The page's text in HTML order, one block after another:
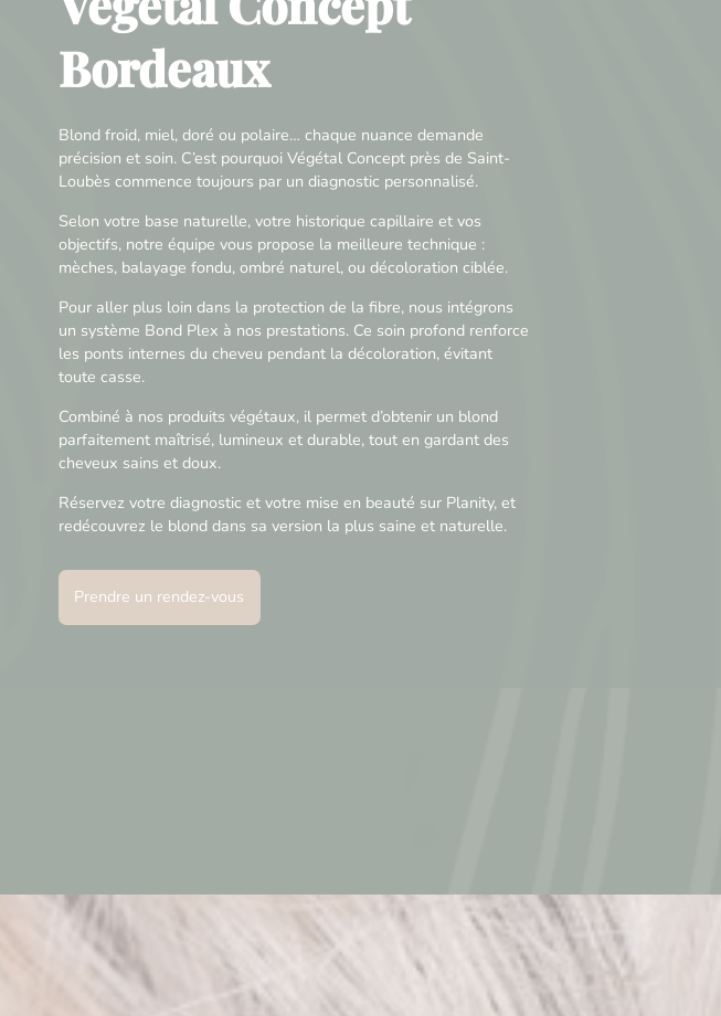
Bordeaux
Blond froid, miel, doré ou polaire… chaque nuance demande
précision et soin. C’est pourquoi Végétal Concept près de Saint-
Loubès commence toujours par un diagnostic personnalisé.
Selon votre base naturelle, votre historique capillaire et vos
objectifs, notre équipe vous propose la meilleure technique :
mèches, balayage fondu, ombré naturel, ou décoloration ciblée.
Pour aller plus loin dans la protection de la fibre, nous intégrons
un système Bond Plex à nos prestations. Ce soin profond renforce
les ponts internes du cheveu pendant la décoloration, évitant
toute casse.
Combiné à nos produits végétaux, il permet d’obtenir un blond
parfaitement maîtrisé, lumineux et durable, tout en gardant des
cheveux sains et doux.
Réservez votre diagnostic et votre mise en beauté sur Planity, et
redécouvrez le blond dans sa version la plus saine et naturelle.
Prendre un rendez-vous